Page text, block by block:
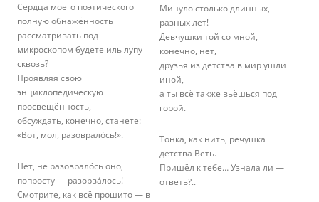
Сердца моего поэтического
полную обнажённость
рассматривать под
микроскопом будете иль лупу
сквозь?
Проявляя свою
энциклопедическую
просвещённость,
обсуждать, конечно, станете:
«Вот, мол, разовралóсь!».
Нет, не разовралóсь оно,
попросту — разорвáлось!
Смотрите, как всё прошито — в
Минуло столько длинных,
разных лет!
Девчушки той со мной,
конечно, нет,
друзья из детства в мир ушли
иной,
а ты всё также вьёшься под
горой.
Тонка, как нить, речушка
детства Веть.
Пришёл к тебе… Узнала ли —
ответь?..